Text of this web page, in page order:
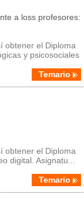
a loss profesores:
obtener el Diploma
y psicosociales
Temario
obtener el Diploma
digital. Asignatu...
Temario